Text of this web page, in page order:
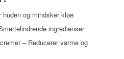
og mindsker kløe
ingredienser
– Reducerer varme og